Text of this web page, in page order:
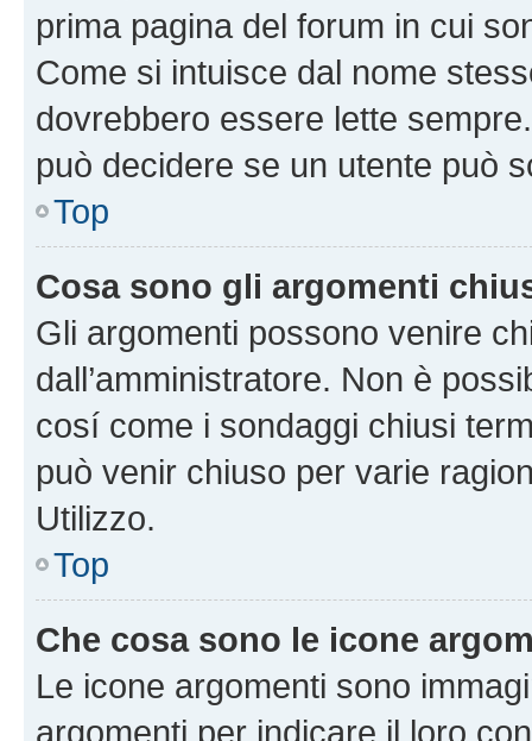
prima pagina del forum in cui
Come si intuisce dal nome
dovrebbero essere lette
può decidere se un utente può
Top
Cosa sono gli argomenti
Gli argomenti possono venire
dall’amministratore. Non è
cosí come i sondaggi chiusi
può venir chiuso per varie
Utilizzo.
Top
Che cosa sono le icone
Le icone argomenti sono
argomenti per indicare il loro